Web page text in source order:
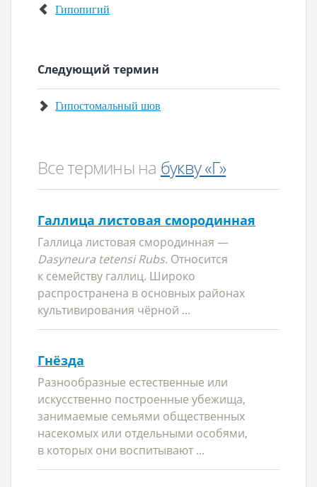
Гипопигий
Следующий термин
Гипостомальный шов
Все термины на букву «Г»
Галлица листовая смородинная
Галлица листовая смородинная —
Dasyneura tetensi Rubs. Относится
к семейству галлиц. Широко
распространена в основных районах
культивирования чёрной ...
Гнёзда
Разнообразные естественные или
искусственно построенные убежища,
занимаемые семьями общественных
насекомых или отдельными особями,
в которых они воспитывают ...